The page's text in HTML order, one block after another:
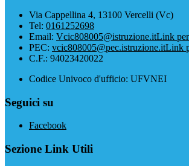
Via Cappellina 4, 13100 Vercelli (Vc)
Tel: 0161252698
Email: Vcic808005@istruzione.itLink
PEC: vcic808005@pec.istruzione.itLink
C.F.: 94023420022
Codice Univoco d'ufficio: UFVNEI
Seguici su
Facebook
Sezione Link Utili